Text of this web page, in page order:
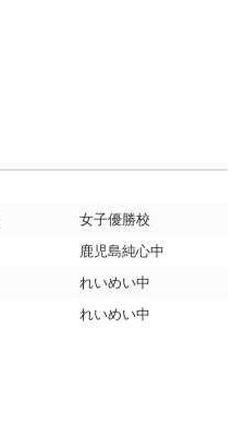
女子優勝校
鹿児島純心中
れいめい中
れいめい中